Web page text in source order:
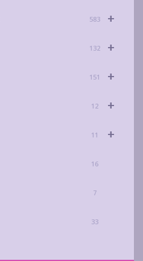
+
583
+
132
+
151
+
12
+
11
16
7
33